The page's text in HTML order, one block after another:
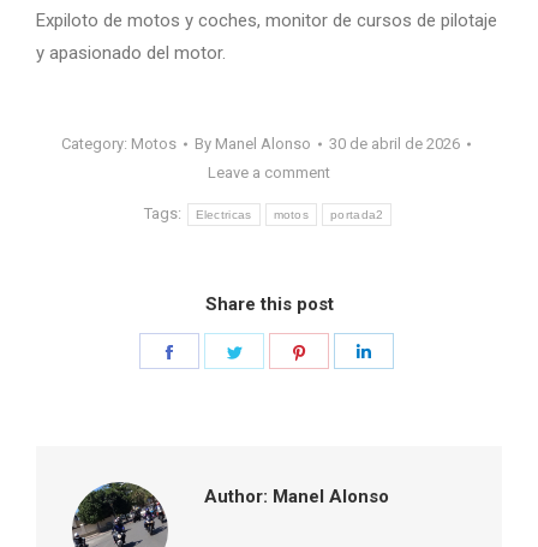
Expiloto de motos y coches, monitor de cursos de pilotaje
y apasionado del motor.
Category: Motos By Manel Alonso
30 de abril de 2026
Leave a comment
Tags: Electricas motos portada2
Share this post
Author: Manel Alonso